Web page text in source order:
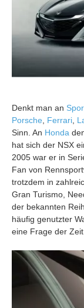
Denkt man an
Porsche
Ferrari
Sinn. An Honda
hat sich der NSX
2005 war er in
Fan von
trotzdem in
Gran Turismo,
der bekannten
häufig genutzter
eine Frage der Zeit.